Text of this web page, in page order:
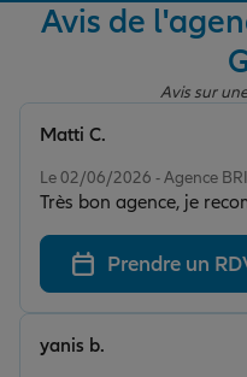
Retraite
Tous nos devis d'assurance
Avis de
Avis sur
Le 02/06/2026 - Agence
Très bon agence, je
Matti C.
Prendre un
yanis b.